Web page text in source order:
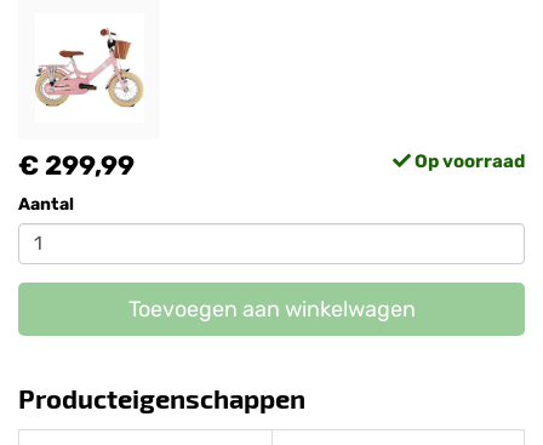
€ 299,99 Op voorraad
Aantal
Toevoegen aan winkelwagen
Producteigenschappen